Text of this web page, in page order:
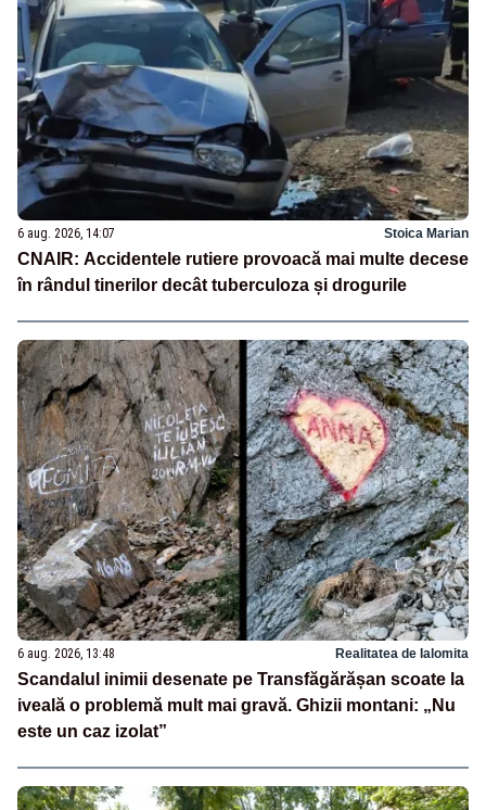
6 aug. 2026, 14:07 Stoica Marian
CNAIR: Accidentele rutiere provoacă mai multe decese
în rândul tinerilor decât tuberculoza și drogurile
6 aug. 2026, 13:48 Realitatea de Ialomita
Scandalul inimii desenate pe Transfăgărășan scoate la
iveală o problemă mult mai gravă. Ghizii montani: „Nu
este un caz izolat”